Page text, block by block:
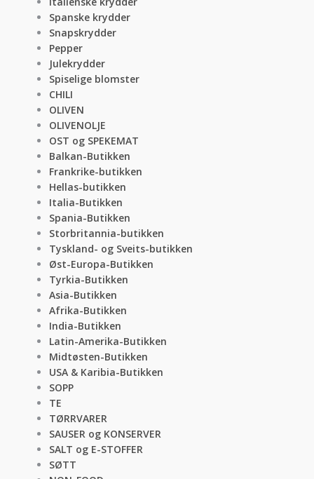
Spanske krydder
Snapskrydder
Pepper
Julekrydder
Spiselige blomster
CHILI
OLIVEN
OLIVENOLJE
OST og SPEKEMAT
Balkan-Butikken
Frankrike-butikken
Hellas-butikken
Italia-Butikken
Spania-Butikken
Storbritannia-butikken
Tyskland- og Sveits-butikken
Øst-Europa-Butikken
Tyrkia-Butikken
Asia-Butikken
Afrika-Butikken
India-Butikken
Latin-Amerika-Butikken
Midtøsten-Butikken
USA & Karibia-Butikken
SOPP
TE
TØRRVARER
SAUSER og KONSERVER
SALT og E-STOFFER
SØTT